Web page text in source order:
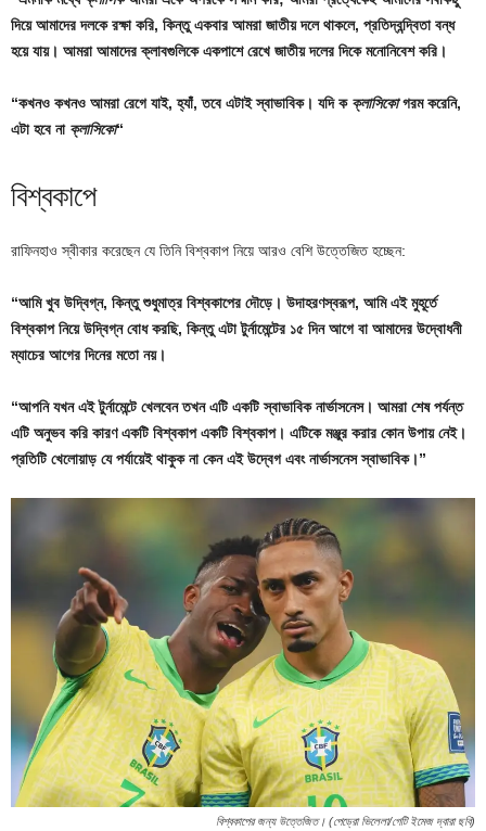
দিয়ে আমাদের দলকে রক্ষা করি, কিন্তু একবার আমরা জাতীয় দলে থাকলে, প্রতিদ্বন্দ্বিতা বন্ধ
হয়ে যায়। আমরা আমাদের ক্লাবগুলিকে একপাশে রেখে জাতীয় দলের দিকে মনোনিবেশ করি।
“কখনও কখনও আমরা রেগে যাই, হ্যাঁ, তবে এটাই স্বাভাবিক। যদি ক ক্লাসিকোগরম করেনি,
এটা হবে না ক্লাসিকো“
বিশ্বকাপে
রাফিনহাও স্বীকার করেছেন যে তিনি বিশ্বকাপ নিয়ে আরও বেশি উত্তেজিত হচ্ছেন:
“আমি খুব উদ্বিগ্ন, কিন্তু শুধুমাত্র বিশ্বকাপের দৌড়ে। উদাহরণস্বরূপ, আমি এই মুহূর্তে
বিশ্বকাপ নিয়ে উদ্বিগ্ন বোধ করছি, কিন্তু এটা টুর্নামেন্টের ১৫ দিন আগে বা আমাদের উদ্বোধনী
ম্যাচের আগের দিনের মতো নয়।
“আপনি যখন এই টুর্নামেন্টে খেলবেন তখন এটি একটি স্বাভাবিক নার্ভাসনেস। আমরা শেষ পর্যন্ত
এটি অনুভব করি কারণ একটি বিশ্বকাপ একটি বিশ্বকাপ। এটিকে মঞ্জুর করার কোন উপায় নেই।
প্রতিটি খেলোয়াড় যে পর্যায়েই থাকুক না কেন এই উদ্বেগ এবং নার্ভাসনেস স্বাভাবিক।”
বিশ্বকাপের জন্য উত্তেজিত। (পেড্রো ভিলেলা/গেটি ইমেজ দ্বারা ছবি)